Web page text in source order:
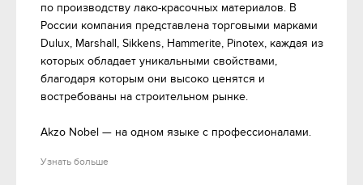
по производству лако-красочных материалов. В
России компания представлена торговыми марками
Dulux, Marshall, Sikkens, Hammerite, Pinotex, каждая из
которых обладает уникальными свойствами,
благодаря которым они высоко ценятся и
востребованы на строительном рынке.
Akzo Nobel — на одном языке с профессионалами.
Узнать больше